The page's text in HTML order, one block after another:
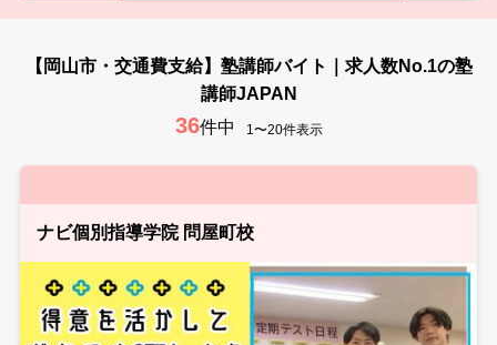
【岡山市・交通費支給】塾講師バイト｜求人数No.1の塾
講師JAPAN
36件中 1〜20件表示
ナビ個別指導学院 問屋町校